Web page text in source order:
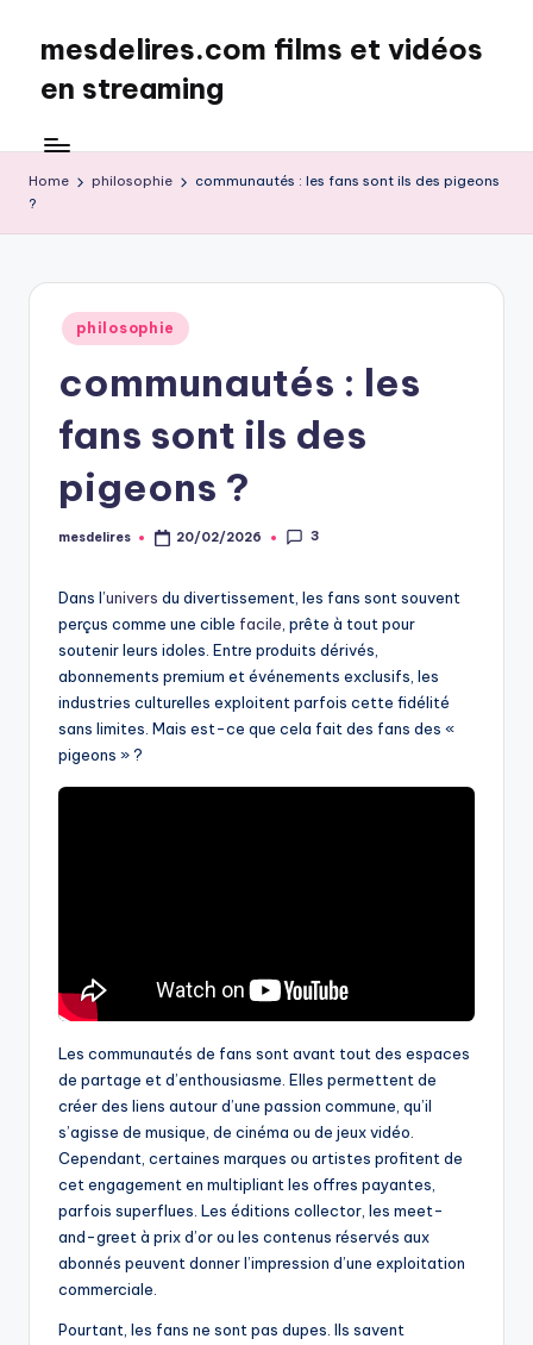
content
mesdelires.com films et vidéos
en streaming
:
film
video
en
français
Home philosophie
communautés : les fans sont ils des pigeons
?
Posted
in
philosophie
communautés : les
fans sont ils des
pigeons ?
Posted
mesdelires 20/02/2026 3
Dans l’univers du divertissement, les fans sont souvent
perçus comme une cible facile, prête à tout pour
soutenir leurs idoles. Entre produits dérivés,
abonnements premium et événements exclusifs, les
industries culturelles exploitent parfois cette fidélité
sans limites. Mais est-ce que cela fait des fans des «
pigeons » ?
Les communautés de fans sont avant tout des espaces
de partage et d’enthousiasme. Elles permettent de
créer des liens autour d’une passion commune, qu’il
s’agisse de musique, de cinéma ou de jeux vidéo.
Cependant, certaines marques ou artistes profitent de
cet engagement en multipliant les offres payantes,
parfois superflues. Les éditions collector, les meet-
and-greet à prix d’or ou les contenus réservés aux
abonnés peuvent donner l’impression d’une exploitation
commerciale.
Pourtant, les fans ne sont pas dupes. Ils savent